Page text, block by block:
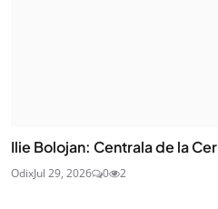
Ilie Bolojan: Centrala de la
OdixJul 29, 2026 0 2